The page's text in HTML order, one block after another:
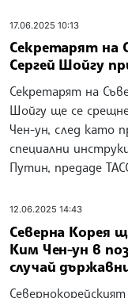
17.06.2025 10:13
Секретарят на
Сергей Шойгу
Секретарят на
Шойгу ще се
Чен-ун, след като
специални
Путин, предаде
12.06.2025 14:43
Северна Корея
Ким Чен-ун в
случай